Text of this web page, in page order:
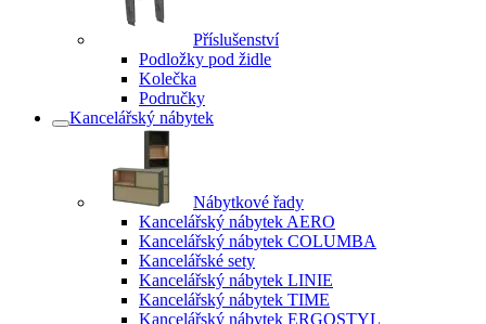
Příslušenství
Podložky pod židle
Kolečka
Područky
Kancelářský nábytek
Nábytkové řady
Kancelářský nábytek AERO
Kancelářský nábytek COLUMBA
Kancelářské sety
Kancelářský nábytek LINIE
Kancelářský nábytek TIME
Kancelářský nábytek ERGOSTYL